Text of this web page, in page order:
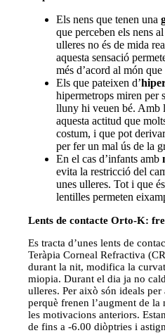
Els nens que tenen una
que perceben els nens
ulleres no és de mida
aquesta sensació
més d’acord al món
Els que pateixen d’
hipermetrops miren per
lluny hi veuen bé. Amb
aquesta actitud que
costum, i que pot
per fer un mal ús de la
En el cas d’infants amb
evita la restricció del
unes ulleres. Tot i que
lentilles permeten
Lents de contacte Orto-K:
Es tracta d’unes lents de
Teràpia Corneal Refractiva
durant la nit, modifica la
miopia. Durant el dia ja no
ulleres. Per això són ideals
perquè frenen l’augment de
les motivacions anteriors.
de fins a -6.00 diòptries i